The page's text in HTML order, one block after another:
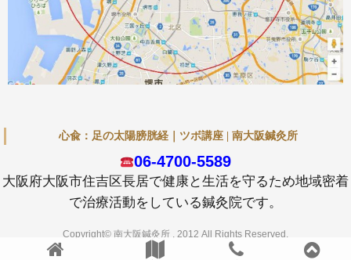
心兪：足の太陽膀胱経｜ツボ講座 | 南大阪鍼灸所
06-4700-5589
大阪府大阪市住吉区長居で健康と生活を守るため地域密着
で治療活動をしている鍼灸院です。
Copyright© 南大阪鍼灸所 , 2012 All Rights Reserved.